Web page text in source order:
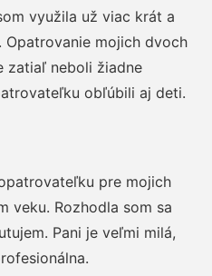
využila už viac krát a
Opatrovanie mojich dvoch
zatiaľ neboli žiadne
obľúbili aj deti.
pre mojich
veku. Rozhodla som sa
Pani je veľmi milá,